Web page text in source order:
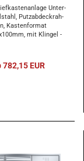
Un­ter­
Putz­ab­deck­rah­
Kas­ten­for­mat
mit Klin­gel -
782,15 EUR